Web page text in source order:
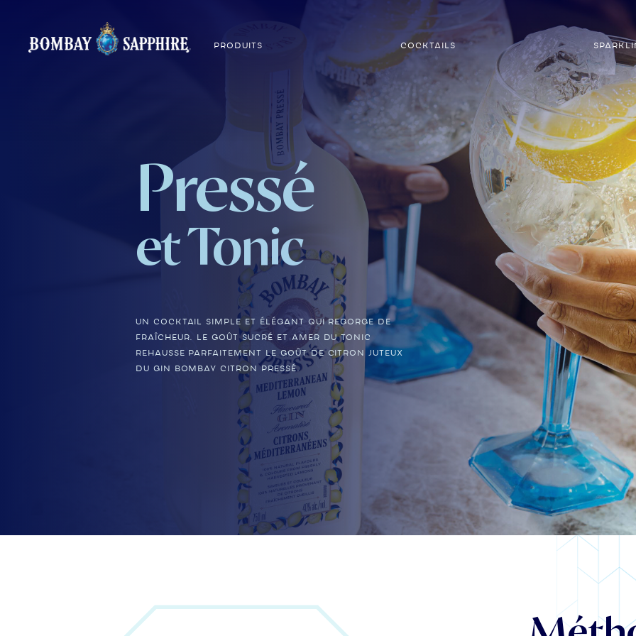
PRODUITS COCKTAILS
Pressé
et Tonic
Un cocktail simple et élégant qui regorge de
fraîcheur. Le goût sucré et amer du tonic
rehausse parfaitement le goût de citron juteux
du gin Bombay Citron Pressé.